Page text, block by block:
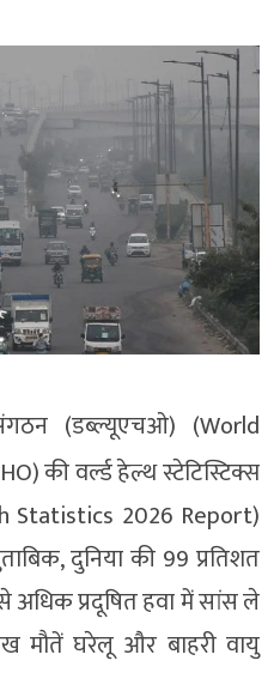
(डब्ल्यूएचओ) (World
की वर्ल्ड हेल्थ स्टेटिस्टिक्स
Statistics 2026 Report)
दुनिया की 99 प्रतिशत
अधिक प्रदूषित हवा में सांस ले
मौतें घरेलू और बाहरी वायु